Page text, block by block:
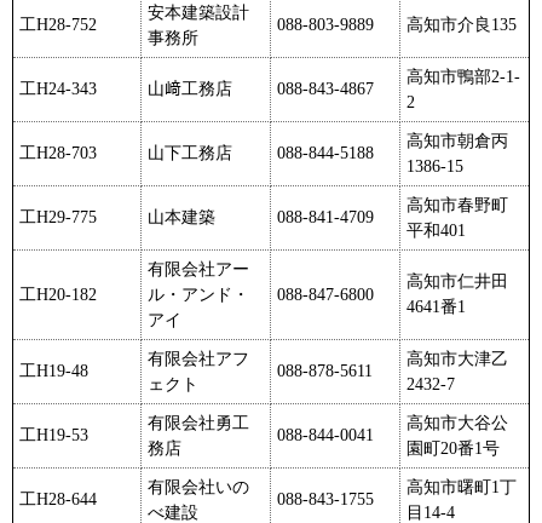
工H28-752
安本建築設計
事務所
088-803-9889 高知市介良135
工H24-343 山﨑工務店 088-843-4867
高知市鴨部2-1-
2
工H28-703 山下工務店 088-844-5188
高知市朝倉丙
1386-15
工H29-775 山本建築 088-841-4709
高知市春野町
平和401
工H20-182
有限会社アー
ル・アンド・
アイ
088-847-6800
高知市仁井田
4641番1
工H19-48
有限会社アフ
ェクト
088-878-5611
高知市大津乙
2432-7
工H19-53
有限会社勇工
務店
088-844-0041
高知市大谷公
園町20番1号
工H28-644
有限会社いの
べ建設
088-843-1755
高知市曙町1丁
目14-4